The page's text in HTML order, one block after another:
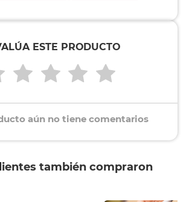
ESTE PRODUCTO
aún no tiene comentarios
también compraron